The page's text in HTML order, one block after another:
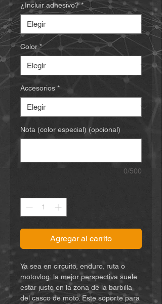
¿Incluir adhesivo? *
Color *
Accesorios *
Nota (color especial) (opcional)
0/500
Agregar al carrito
Ya sea en circuito, enduro, ruta o
motovlog: la mejor perspectiva suele
estar justo en la zona de la barbilla
del casco de moto. Este soporte para